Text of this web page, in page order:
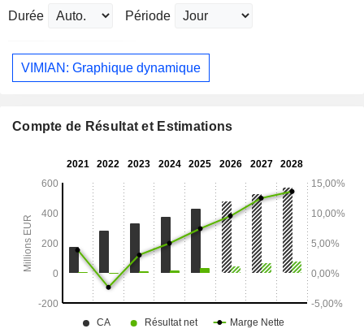
Durée Période
VIMIAN: Graphique dynamique
Compte de Résultat et Estimations